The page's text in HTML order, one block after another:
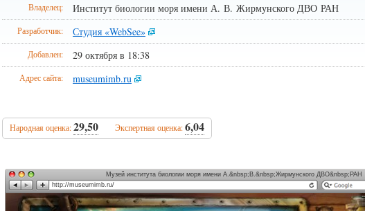
Владелец: Институт биологии моря имени А. В. Жирмунского ДВО РАН
Разработчик: Студия «WebSee»
Добавлен: 29 октября в 18:38
Адрес сайта: museumimb.ru
Народная оценка:29,50 Экспертная оценка:6,04
Музей института биологии моря имени А.&nbsp;В.&nbsp;Жирмунского ДВО&nbsp;РАН
http://museumimb.ru/